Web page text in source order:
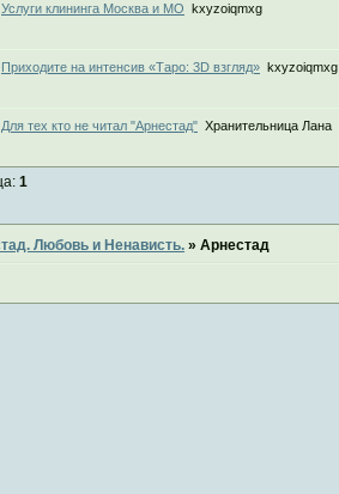
Услуги клининга Москва и МО
kxyzoiqmxg
Приходите на интенсив «Таро: 3D взгляд» kxyzoiqmxg
Для тех кто не читал "Арнестад" Хранительница Лана
1
Любовь и Ненависть. »Арнестад